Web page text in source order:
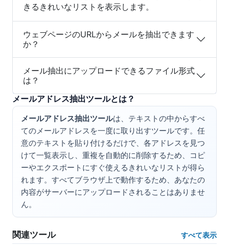
きるきれいなリストを表示します。
ウェブページのURLからメールを抽出できます
か？
メール抽出にアップロードできるファイル形式
は？
メールアドレス抽出ツールとは？
メールアドレス抽出ツールは、テキストの中からすべ
てのメールアドレスを一度に取り出すツールです。任
意のテキストを貼り付けるだけで、各アドレスを見つ
けて一覧表示し、重複を自動的に削除するため、コピ
ーやエクスポートにすぐ使えるきれいなリストが得ら
れます。すべてブラウザ上で動作するため、あなたの
内容がサーバーにアップロードされることはありませ
ん。
関連ツール すべて表示